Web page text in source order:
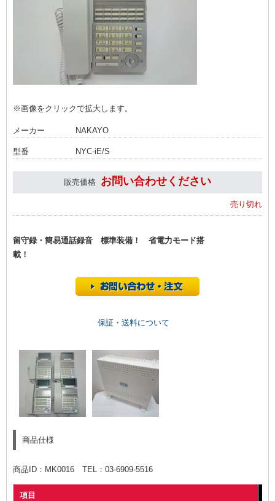
※画像をクリックで拡大します。
メーカー NAKAYO
型番 NYC-iE/S
販売価格 お問い合わせください
売り切れ
留守録・簡易通話録音 標準装備！ 省電力モード搭
載！
保証・送料について
商品仕様
商品ID：MK0016 TEL：03-6909-5516
項目